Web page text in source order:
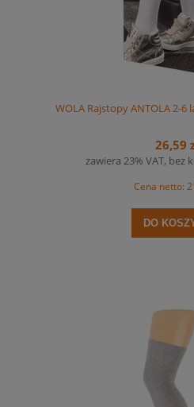
WOLA Rajstopy ANTOLA 2-
26,59
zawiera 23% VAT, bez
Cena netto:
DO